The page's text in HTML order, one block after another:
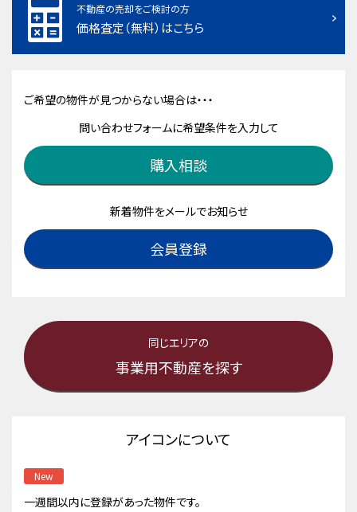
不動産の売却をご検討の方
価格査定（無料）はこちら
ご希望の物件が見つからない場合は・・・
問い合わせフォームに希望条件を入力して
購入相談
新着物件をメールでお知らせ
会員登録
同じエリアの
事業用不動産を探す
アイコンについて
New
一週間以内に登録があった物件です。